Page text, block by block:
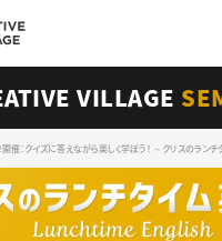
グイン
VILLAGE
催：クイズに答えながら楽しく学ぼう！ ～クリスのラン